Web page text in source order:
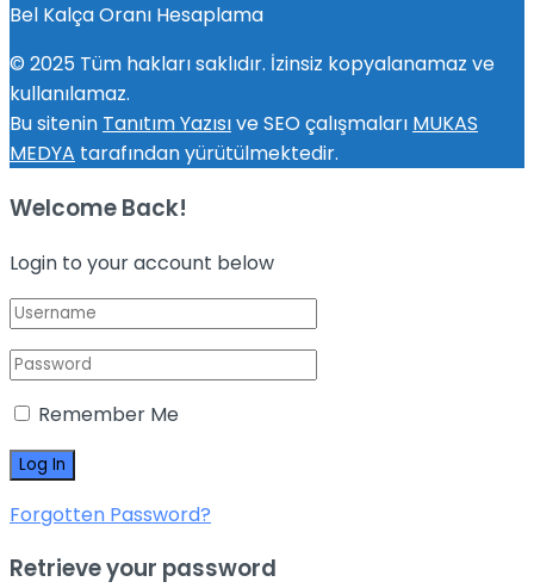
Bel Kalça Oranı Hesaplama
© 2025 Tüm hakları saklıdır. İzinsiz kopyalanamaz ve
kullanılamaz.
Bu sitenin Tanıtım Yazısıve SEO çalışmaları MUKAS
MEDYA tarafından yürütülmektedir.
Welcome Back!
Login to your account below
Remember Me
Forgotten Password?
Retrieve your password